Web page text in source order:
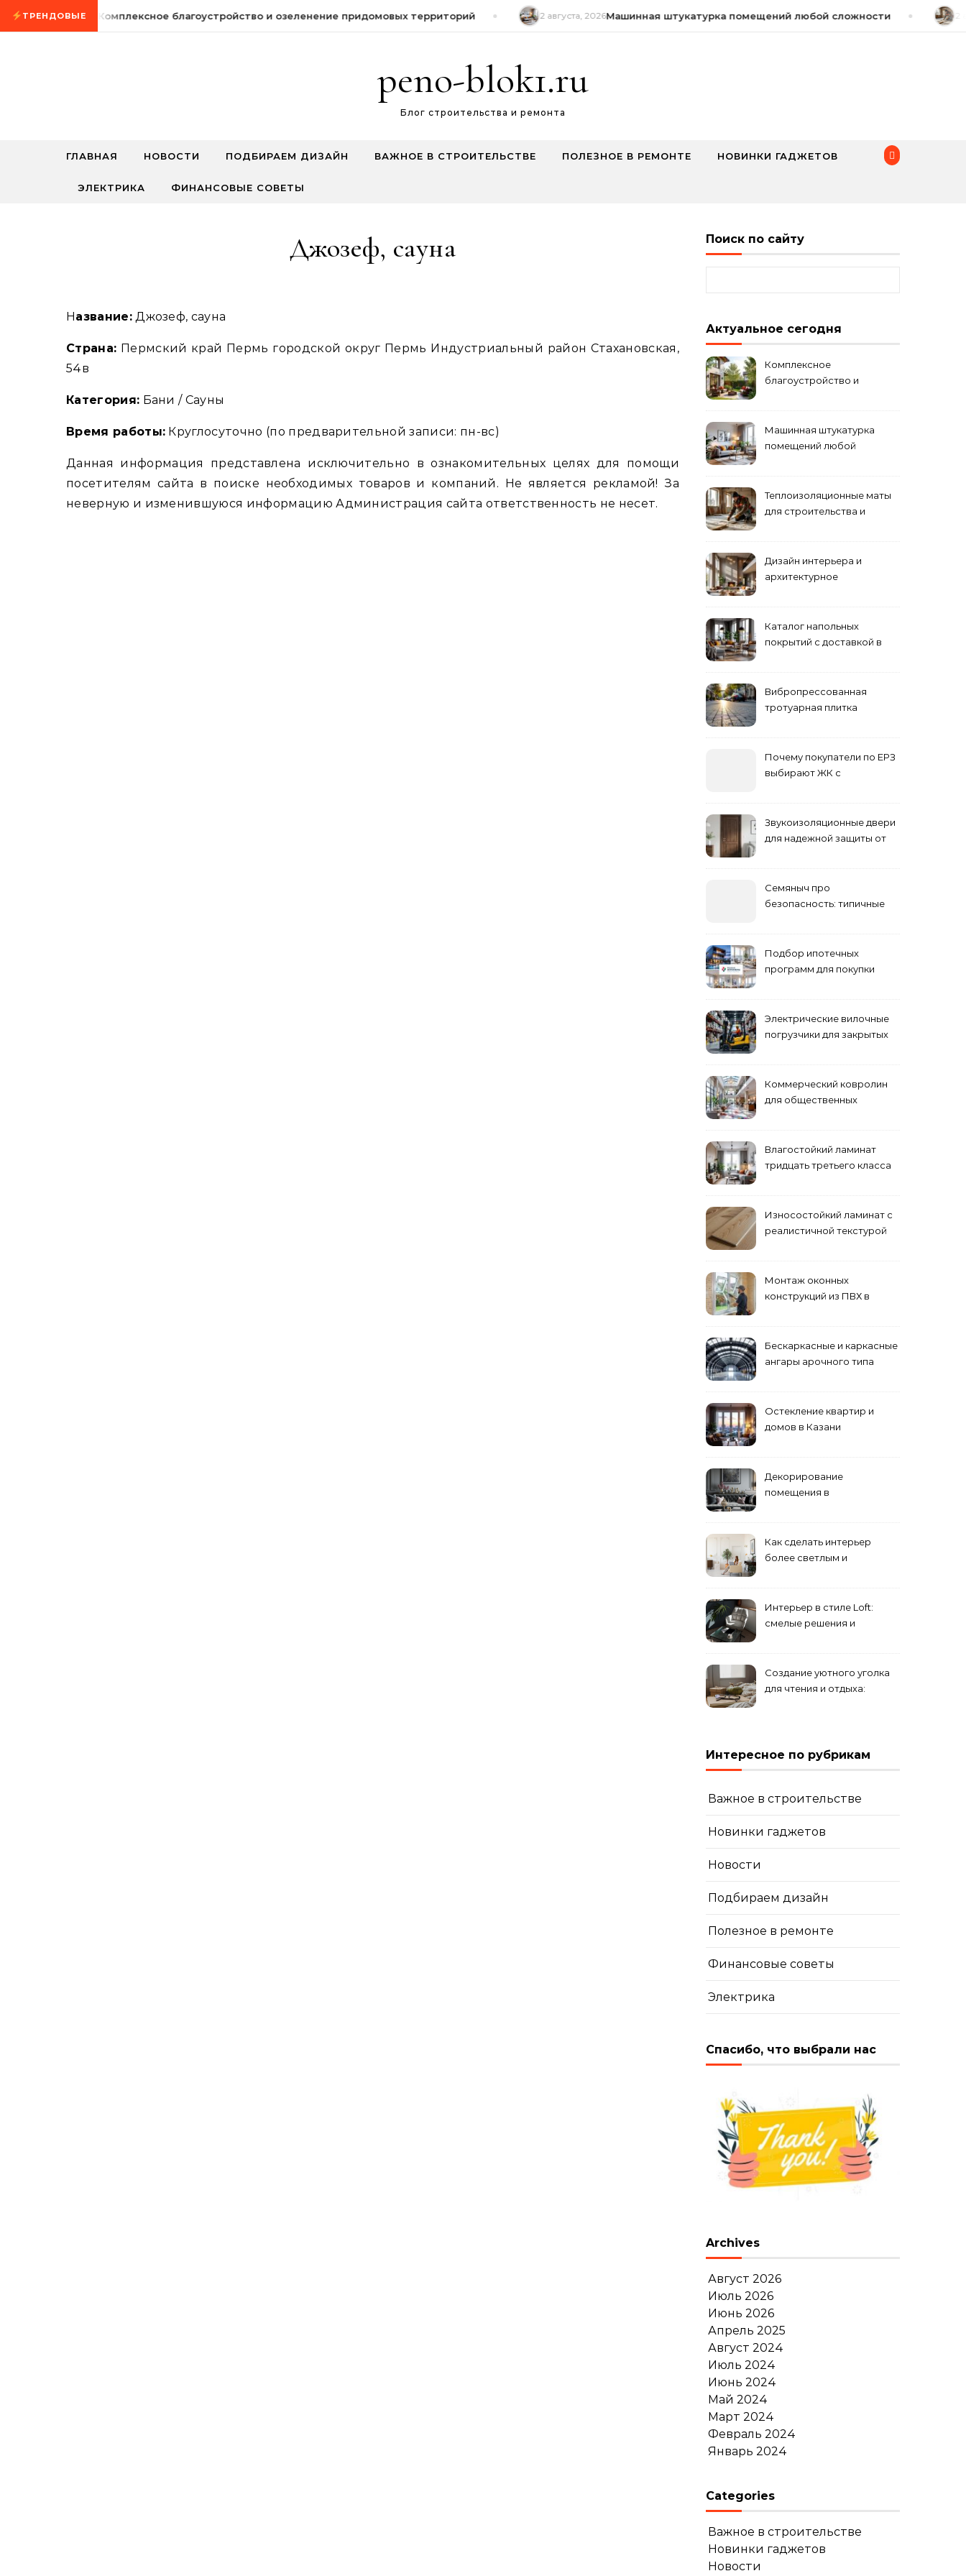
Промотать к содержимому
ТРЕНДОВЫЕ
5 августа, 2026 Комплексное благоустройство и озеленение придомовых территорий 2 августа, 2026Машинная штукатурка помещений любой сложности 2
peno-blok1.ru
Блог строительства и ремонта
ГЛАВНАЯ НОВОСТИ ПОДБИРАЕМ ДИЗАЙН ВАЖНОЕ В СТРОИТЕЛЬСТВЕ ПОЛЕЗНОЕ В РЕМОНТЕ НОВИНКИ ГАДЖЕТОВ
ЭЛЕКТРИКА ФИНАНСОВЫЕ СОВЕТЫ
Джозеф, сауна
Название:Джозеф, сауна
Страна: Пермский край Пермь городской округ Пермь Индустриальный район Стахановская,
54в
Категория: Бани / Сауны
Время работы: Круглосуточно (по предварительной записи: пн-вс)
Данная информация представлена исключительно в ознакомительных целях для помощи
посетителям сайта в поиске необходимых товаров и компаний. Не является рекламой! За
неверную и изменившуюся информацию Администрация сайта ответственность не несет.
Поиск по сайту
Актуальное сегодня
Комплексное
благоустройство и
Машинная штукатурка
помещений любой
Теплоизоляционные маты
для строительства и
Дизайн интерьера и
архитектурное
Каталог напольных
покрытий с доставкой в
Вибропрессованная
тротуарная плитка
Почему покупатели по ЕРЗ
выбирают ЖК с
Звукоизоляционные двери
для надежной защиты от
Семяныч про
безопасность: типичные
Подбор ипотечных
программ для покупки
Электрические вилочные
погрузчики для закрытых
Коммерческий ковролин
для общественных
Влагостойкий ламинат
тридцать третьего класса
Износостойкий ламинат с
реалистичной текстурой
Монтаж оконных
конструкций из ПВХ в
Бескаркасные и каркасные
ангары арочного типа
Остекление квартир и
домов в Казани
Декорирование
помещения в
направлений для создания
уникального комплекса
Как сделать интерьер
более светлым и
помещения
Интерьер в стиле Loft:
смелые решения и
Создание уютного уголка
для чтения и отдыха:
Интересное по рубрикам
Важное в строительстве
Новинки гаджетов
Новости
Подбираем дизайн
Полезное в ремонте
Финансовые советы
Электрика
Спасибо, что выбрали нас
Archives
Август 2026
Июль 2026
Июнь 2026
Апрель 2025
Август 2024
Июль 2024
Июнь 2024
Май 2024
Март 2024
Февраль 2024
Январь 2024
Categories
Важное в строительстве
Новинки гаджетов
Новости